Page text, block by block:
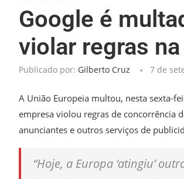
Google é
violar regras
Publicado por: Gilberto Cruz 7 de
A União Europeia multou, nesta sexta-
empresa violou regras de concorrência
anunciantes e outros serviços de
“Hoje, a Europa ‘atingiu’